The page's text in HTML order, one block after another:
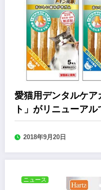
愛猫用デンタルケ
ト」がリニューア
2018年9月20日
ニュース